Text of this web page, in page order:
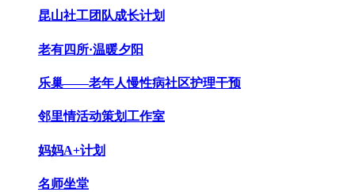
昆山社工团队成长计划
老有四所·温暖夕阳
乐巢——老年人慢性病社区护理干预
邻里情活动策划工作室
妈妈A+计划
名师坐堂